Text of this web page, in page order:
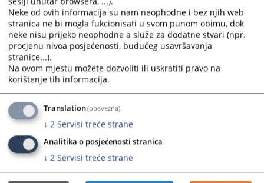
mark
key
to
get
the
keyboard
shortcuts
for
changing
dates.
mark
key
to
get
keyboard
shortcuts
for
changing
dates.
Neke od ovih informacija su nam neophodne i bez njih web
stranica ne bi mogla fukcionisati u svom punom obimu, dok
neke nisu prijeko neophodne a služe za dodatne stvari (npr.
procjenu nivoa posjećenosti, budućeg usavršavanja
stranice...).
Na ovom mjestu možete dozvoliti ili uskratiti pravo na
korištenje tih informacija.
Translation(obavezna)
↓ 2 Servisi treće strane
Analitika o posjećenosti stranica
↓ 2 Servisi treće strane